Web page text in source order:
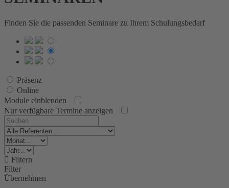
Finden Sie die passenden Seminare zu Ihrem Schulungsbedarf
Präsenz
Online
Module einblenden
Nur verfügbare Termine anzeigen
Filtern
Filter
Übernehmen